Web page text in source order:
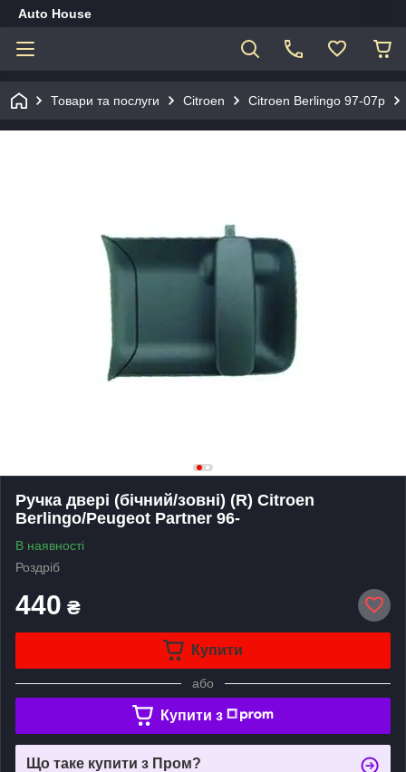
Auto House
Товари та послуги Сitroen Citroen Berlingo 97-07р
Ручка двері (бічний/зовні) (R) Citroen
Berlingo/Peugeot Partner 96-
В наявності
Роздріб
440 ₴
Купити
або
Купити з
Що таке купити з Пром?